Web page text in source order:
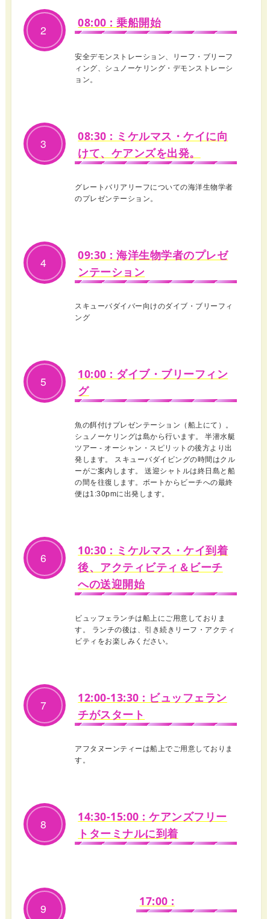
2 08:00 : 乗船開始
安全デモンストレーション、リーフ・ブリーフ
ィング、シュノーケリング・デモンストレーシ
ョン。
3
08:30 : ミケルマス・ケイに向
けて、ケアンズを出発。
グレートバリアリーフについての海洋生物学者
のプレゼンテーション。
4
09:30 : 海洋生物学者のプレゼ
ンテーション
スキューバダイバー向けのダイブ・ブリーフィ
ング
5
10:00 : ダイブ・ブリーフィン
グ
魚の餌付けプレゼンテーション（船上にて）。
シュノーケリングは島から行います。 半潜水艇
ツアー ‐ オーシャン・スピリットの後方より出
発します。 スキューバダイビングの時間はクル
ーがご案内します。 送迎シャトルは終日島と船
の間を往復します。ボートからビーチへの最終
便は1:30pmに出発します。
6
10:30 : ミケルマス・ケイ到着
後、アクティビティ＆ビーチ
への送迎開始
ビュッフェランチは船上にご用意しておりま
す。 ランチの後は、引き続きリーフ・アクティ
ビティをお楽しみください。
7
12:00-13:30 : ビュッフェラン
チがスタート
アフタヌーンティーは船上でご用意しておりま
す。
8
14:30-15:00 : ケアンズフリー
トターミナルに到着
9 17:00 :